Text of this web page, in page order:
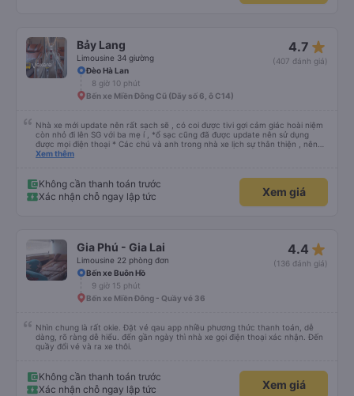
Bảy Lang
Limousine 34 giường
4.7 star_rate
(407 đánh giá)
Đèo Hà Lan
8 giờ 10 phút
Bến xe Miền Đông Cũ (Dãy số 6, ô C14)
Nhà xe mới update nên rất sạch sẽ , có coi được tivi gợi cảm giác hoài niệm
còn nhỏ đi lên SG với ba mẹ í , *ổ sạc cũng đã được update nên sử dụng
được mọi điện thoại * Các chú và anh trong nhà xe lịch sự thân thiện , nên
các bạn yên tâm , giá còn phù hợp nữa nói chung oki la ngen , ai có nhu cầu
Xem thêm
Không cần thanh toán trước
Xác nhận chỗ ngay lập tức
Xem giá
Gia Phú - Gia Lai
Limousine 22 phòng đơn
4.4 star_rate
(136 đánh giá)
Bến xe Buôn Hồ
9 giờ 15 phút
Bến xe Miền Đông - Quầy vé 36
Nhìn chung là rất okie. Đặt vé qau app nhiều phương thức thanh toán, dễ
dàng, rõ ràng dễ hiểu. đến gần ngày thì nhà xe gọi điện thoại xác nhận. Đến
quầy đổi vé và ra xe thôi.
Không cần thanh toán trước
Xác nhận chỗ ngay lập tức
Xem giá